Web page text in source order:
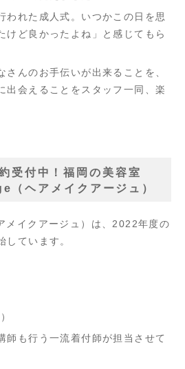
われた成人式。いつかこの日を思
けど良かったよね」と感じてもら
さんのお手伝いが出来ることを、
出会えることをスタッフ一同、楽
受付中！福岡の美容室
ヘアメイクアージュ）
メイクアージュ）は、2022年度の
しています。
も行う一流着付師が担当させて